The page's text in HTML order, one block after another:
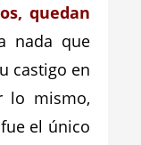
quedan
nada que
castigo en
lo mismo,
el único